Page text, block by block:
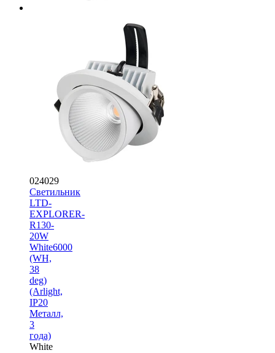
024029
Светильник
LTD-
EXPLORER-
R130-
20W
White6000
(WH,
38
deg)
(Arlight,
IP20
Металл,
3
года)
White